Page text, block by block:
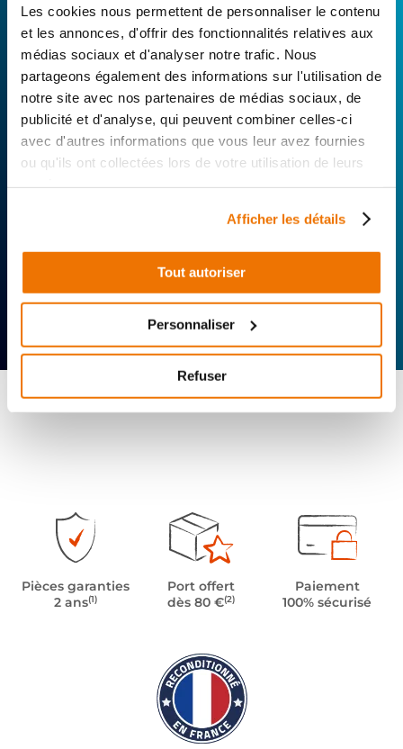
Les cookies nous permettent de personnaliser le contenu
et les annonces, d'offrir des fonctionnalités relatives aux
médias sociaux et d'analyser notre trafic. Nous
partageons également des informations sur l'utilisation de
notre site avec nos partenaires de médias sociaux, de
publicité et d'analyse, qui peuvent combiner celles-ci
avec d'autres informations que vous leur avez fournies
ou qu'ils ont collectées lors de votre utilisation de leurs
Afficher les détails
Tout autoriser
Personnaliser
Refuser
technique de notre réseau de Réparateurs-
Distributeurs. De l’achat depièces scooters
d’occasion garanties à la révision complète de
votre 2 roues, trouvez le garage le plus proche de
chez vous.
Rechercher par...
Réactivité
Pièces garanties
2 ans(1)
Port offert
dès 80 €(2)
Paiement
100% sécurisé